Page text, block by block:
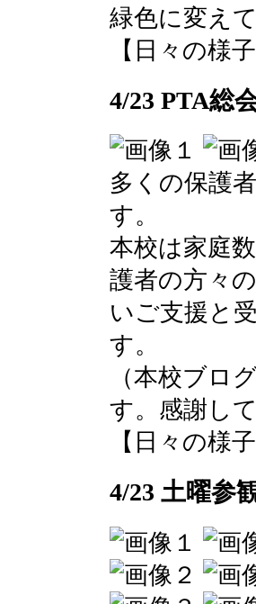
緑色に変え
【日々の様
4/23 PTA総
多くの保護
す。
本校は家庭
護者の方々
いご支援と
す。
（本校ブロ
す。感謝し
【日々の様
4/23 土曜参